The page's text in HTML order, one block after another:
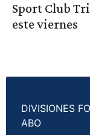
Sport Club
este viernes
DIVISIONES
ABO